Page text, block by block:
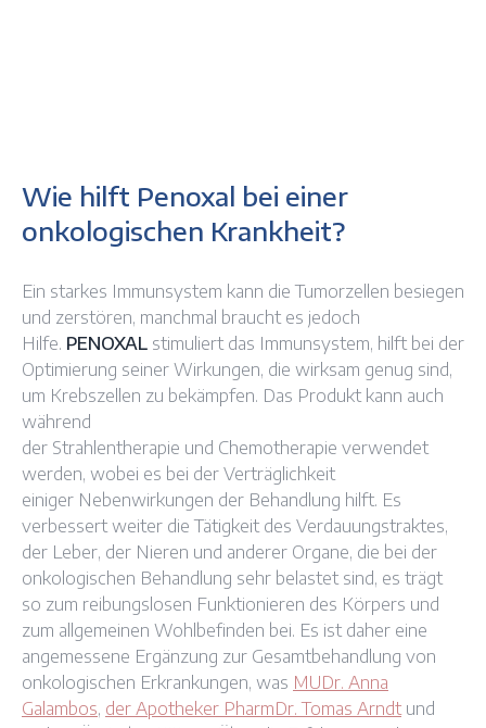
Wie hilft Penoxal bei einer
onkologischen Krankheit?
Ein starkes Immunsystem kann die Tumorzellen besiegen
und zerstören, manchmal braucht es jedoch
Hilfe. PENOXAL stimuliert das Immunsystem, hilft bei der
Optimierung seiner Wirkungen, die wirksam genug sind,
um Krebszellen zu bekämpfen. Das Produkt kann auch
während
der Strahlentherapie und Chemotherapie verwendet
werden, wobei es bei der Verträglichkeit
einiger Nebenwirkungen der Behandlung hilft. Es
verbessert weiter die Tätigkeit des Verdauungstraktes,
der Leber, der Nieren und anderer Organe, die bei der
onkologischen Behandlung sehr belastet sind, es trägt
so zum reibungslosen Funktionieren des Körpers und
zum allgemeinen Wohlbefinden bei. Es ist daher eine
angemessene Ergänzung zur Gesamtbehandlung von
onkologischen Erkrankungen, was MUDr. Anna
Galambos, der Apotheker PharmDr. Tomas Arndt und